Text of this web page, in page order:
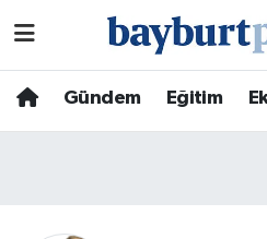
Gündem Eğitim